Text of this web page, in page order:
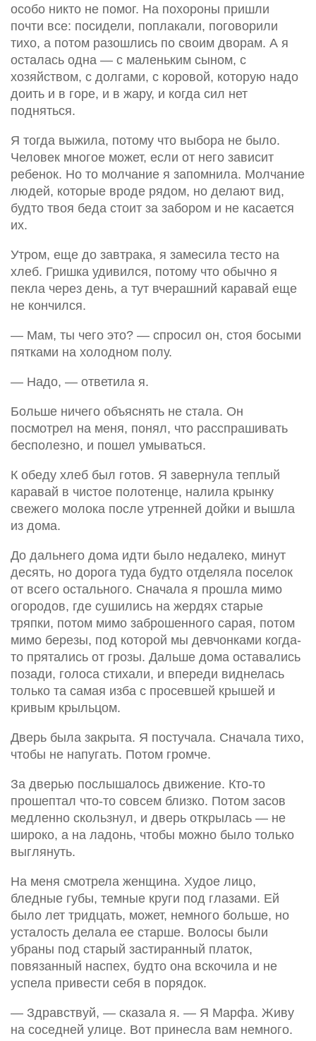
особо никто не помог. На похороны пришли
почти все: посидели, поплакали, поговорили
тихо, а потом разошлись по своим дворам. А я
осталась одна — с маленьким сыном, с
хозяйством, с долгами, с коровой, которую надо
доить и в горе, и в жару, и когда сил нет
подняться.
Я тогда выжила, потому что выбора не было.
Человек многое может, если от него зависит
ребенок. Но то молчание я запомнила. Молчание
людей, которые вроде рядом, но делают вид,
будто твоя беда стоит за забором и не касается
их.
Утром, еще до завтрака, я замесила тесто на
хлеб. Гришка удивился, потому что обычно я
пекла через день, а тут вчерашний каравай еще
не кончился.
— Мам, ты чего это? — спросил он, стоя босыми
пятками на холодном полу.
— Надо, — ответила я.
Больше ничего объяснять не стала. Он
посмотрел на меня, понял, что расспрашивать
бесполезно, и пошел умываться.
К обеду хлеб был готов. Я завернула теплый
каравай в чистое полотенце, налила крынку
свежего молока после утренней дойки и вышла
из дома.
До дальнего дома идти было недалеко, минут
десять, но дорога туда будто отделяла поселок
от всего остального. Сначала я прошла мимо
огородов, где сушились на жердях старые
тряпки, потом мимо заброшенного сарая, потом
мимо березы, под которой мы девчонками когда-
то прятались от грозы. Дальше дома оставались
позади, голоса стихали, и впереди виднелась
только та самая изба с просевшей крышей и
кривым крыльцом.
Дверь была закрыта. Я постучала. Сначала тихо,
чтобы не напугать. Потом громче.
За дверью послышалось движение. Кто-то
прошептал что-то совсем близко. Потом засов
медленно скользнул, и дверь открылась — не
широко, а на ладонь, чтобы можно было только
выглянуть.
На меня смотрела женщина. Худое лицо,
бледные губы, темные круги под глазами. Ей
было лет тридцать, может, немного больше, но
усталость делала ее старше. Волосы были
убраны под старый застиранный платок,
повязанный наспех, будто она вскочила и не
успела привести себя в порядок.
— Здравствуй, — сказала я. — Я Марфа. Живу
на соседней улице. Вот принесла вам немного.